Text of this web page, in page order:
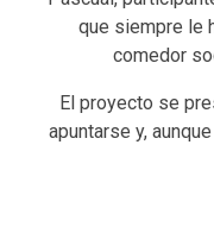
que siempre le
comedor
El proyecto se
apuntarse y,